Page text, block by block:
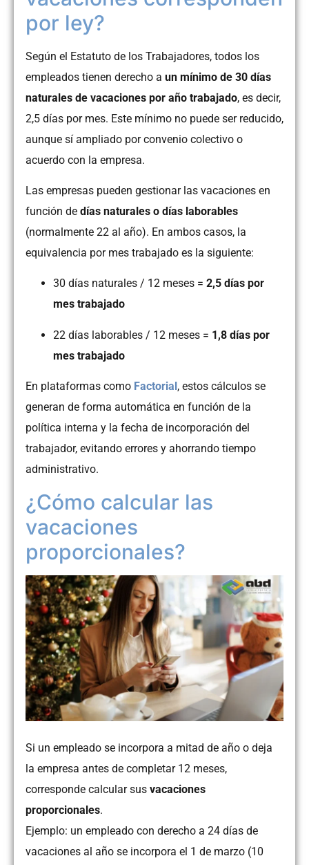
por ley?
Según el Estatuto de los Trabajadores, todos los
empleados tienen derecho a un mínimo de 30 días
naturales de vacaciones por año trabajado, es decir,
2,5 días por mes. Este mínimo no puede ser reducido,
aunque sí ampliado por convenio colectivo o
acuerdo con la empresa.
Las empresas pueden gestionar las vacaciones en
función de días naturales o días laborables
(normalmente 22 al año). En ambos casos, la
equivalencia por mes trabajado es la siguiente:
30 días naturales / 12 meses = 2,5 días por
mes trabajado
22 días laborables / 12 meses = 1,8 días por
mes trabajado
En plataformas como Factorial, estos cálculos se
generan de forma automática en función de la
política interna y la fecha de incorporación del
trabajador, evitando errores y ahorrando tiempo
administrativo.
¿Cómo calcular las
vacaciones
proporcionales?
Si un empleado se incorpora a mitad de año o deja
la empresa antes de completar 12 meses,
corresponde calcular sus vacaciones
proporcionales.
Ejemplo: un empleado con derecho a 24 días de
vacaciones al año se incorpora el 1 de marzo (10